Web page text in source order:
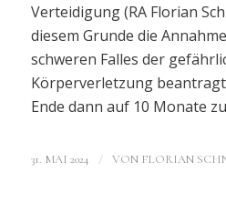
Verteidigung (RA Florian
diesem Grunde die
schweren Falles der
Körperverletzung
Ende dann auf 10 Monate
31. MAI 2024 / VON FLORIAN